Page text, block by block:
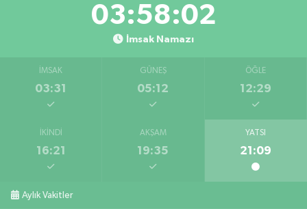
03:58:01
İmsak Namazı
İMSAK
03:31
GÜNEŞ
05:12
ÖĞLE
12:29
İKINDI
16:21
AKŞAM
19:35
YATSI
21:09
Aylık Vakitler